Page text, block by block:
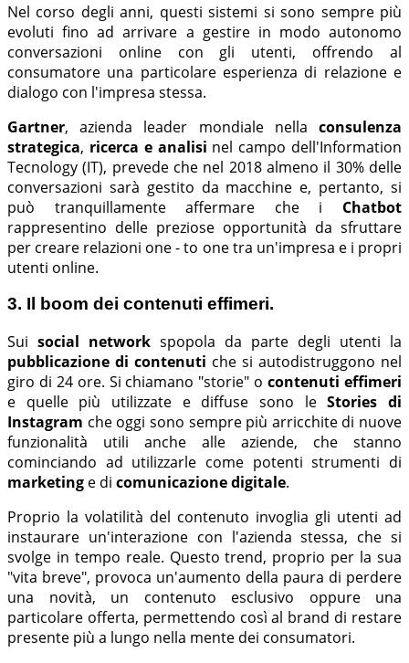
Nel corso degli anni, questi sistemi si sono sempre più
evoluti fino ad arrivare a gestire in modo autonomo
conversazioni online con gli utenti, offrendo al
consumatore una particolare esperienza di relazione e
dialogo con l'impresa stessa.
Gartner, azienda leader mondiale nella consulenza
strategica, ricerca e analisi nel campo dell'Information
Tecnology (IT), prevede che nel 2018 almeno il 30% delle
conversazioni sarà gestito da macchine e, pertanto, si
può tranquillamente affermare che i Chatbot
rappresentino delle preziose opportunità da sfruttare
per creare relazioni one - to one tra un'impresa e i propri
utenti online.
3. Il boom dei contenuti effimeri.
Sui social network spopola da parte degli utenti la
pubblicazione di contenuti che si autodistruggono nel
giro di 24 ore. Si chiamano "storie" ocontenuti effimeri
e quelle più utilizzate e diffuse sono leStories di
Instagram che oggi sono sempre più arricchite di nuove
funzionalità utili anche alle aziende, che stanno
cominciando ad utilizzarle come potenti strumenti di
marketing e di comunicazione digitale.
Proprio la volatilità del contenuto invoglia gli utenti ad
instaurare un'interazione con l'azienda stessa, che si
svolge in tempo reale. Questo trend, proprio per la sua
"vita breve", provoca un'aumento della paura di perdere
una novità, un contenuto esclusivo oppure una
particolare offerta, permettendo così al brand di restare
presente più a lungo nella mente dei consumatori.